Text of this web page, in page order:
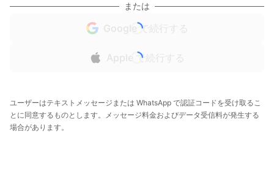
または
Google で続行する
Apple で続行する
ユーザーはテキストメッセージまたは WhatsApp で認証コードを受け取るこ
とに同意するものとします。メッセージ料金およびデータ受信料が発生する
場合があります。